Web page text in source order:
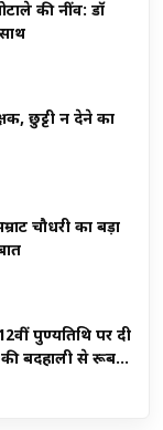
की नींव: डॉ
छुट्टी न देने का
चौधरी का बड़ा
पुण्यतिथि पर दी